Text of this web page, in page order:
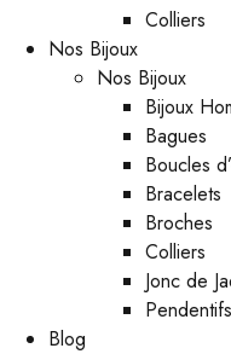
Colliers
Nos Bijoux
Nos Bijoux
Bijoux
Bagues
Boucles
Bracelets
Broches
Colliers
Jonc de
Pendentifs
Blog